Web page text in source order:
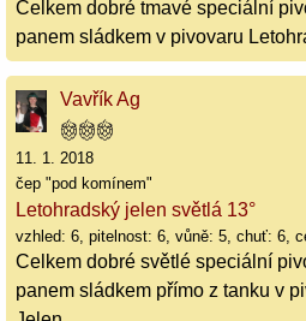
Celkem dobré tmavé speciální
panem sládkem v pivovaru
Vavřík Ag
11. 1. 2018
čep "pod komínem"
Letohradský jelen světlá 13°
vzhled: 6, pitelnost: 6, vůně: 5, chuť: 6,
Celkem dobré světlé speciální
panem sládkem přímo z tanku v